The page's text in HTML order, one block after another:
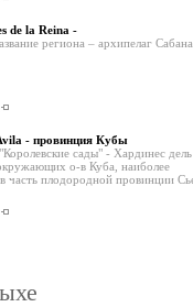
de la Reina -
региона – архипелаг
- провинция Кубы
сады" - Хардинес
о-в Куба, наиболее
часть плодородной провинции